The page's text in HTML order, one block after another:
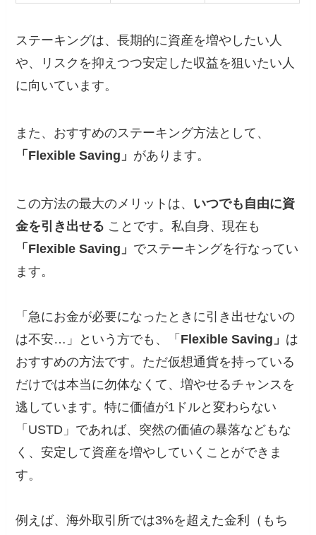
ステーキングは、長期的に資産を増やしたい人
や、リスクを抑えつつ安定した収益を狙いたい人
に向いています。
また、おすすめのステーキング方法として、
「Flexible Saving」 があります。
この方法の最大のメリットは、 いつでも自由に資
金を引き出せる ことです。私自身、現在も
「Flexible Saving」 でステーキングを行なってい
ます。
「急にお金が必要になったときに引き出せないの
は不安…」という方でも、「 Flexible Saving」 は
おすすめの方法です。ただ仮想通貨を持っている
だけでは本当に勿体なくて、増やせるチャンスを
逃しています。特に価値が1ドルと変わらない
「USTD」であれば、突然の価値の暴落などもな
く、安定して資産を増やしていくことができま
す。
例えば、海外取引所では3%を超えた金利（もち